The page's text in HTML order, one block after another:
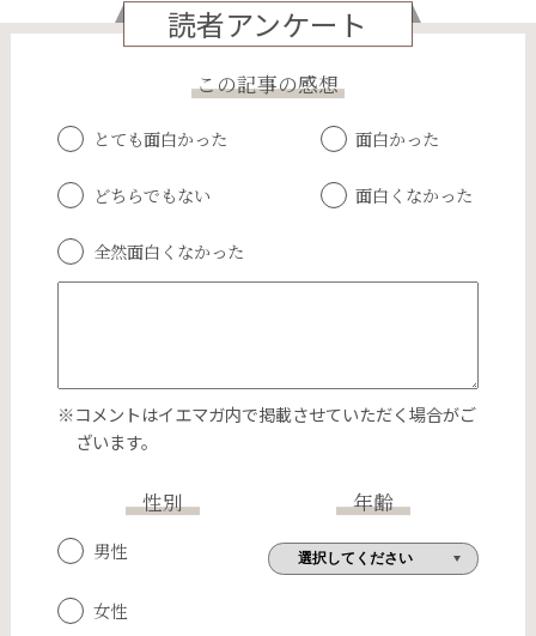
読者アンケート
この記事の感想
とても面白かった 面白かった
どちらでもない 面白くなかった
全然面白くなかった
※コメントはイエマガ内で掲載させていただく場合がご
ざいます。
性別
男性
女性
年齢